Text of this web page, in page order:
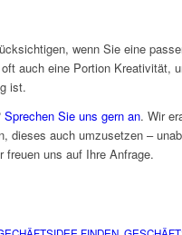
wenn Sie eine
auch eine Portion Kreativität,
ist.
Sprechen Sie uns gern an. Wir
dieses auch umzusetzen –
freuen uns auf Ihre Anfrage.